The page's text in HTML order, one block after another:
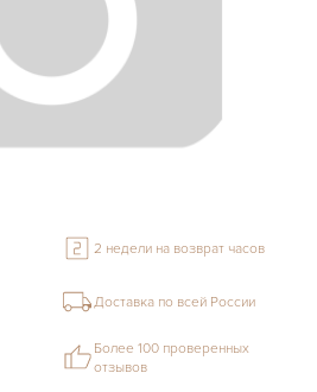
2 недели на возврат часов
Доставка по всей России
Более 100 проверенных
отзывов